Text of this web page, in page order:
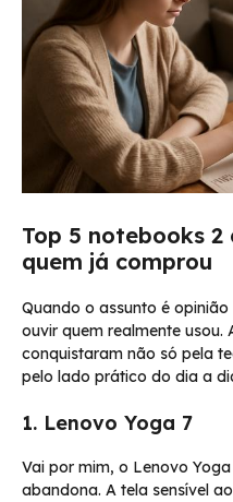
Top 5 notebooks
quem já comprou
Quando o assunto é
ouvir quem realmente usou.
conquistaram não só pela
pelo lado prático do dia a
1. Lenovo Yoga 7
Vai por mim, o Lenovo
abandona. A tela sensível